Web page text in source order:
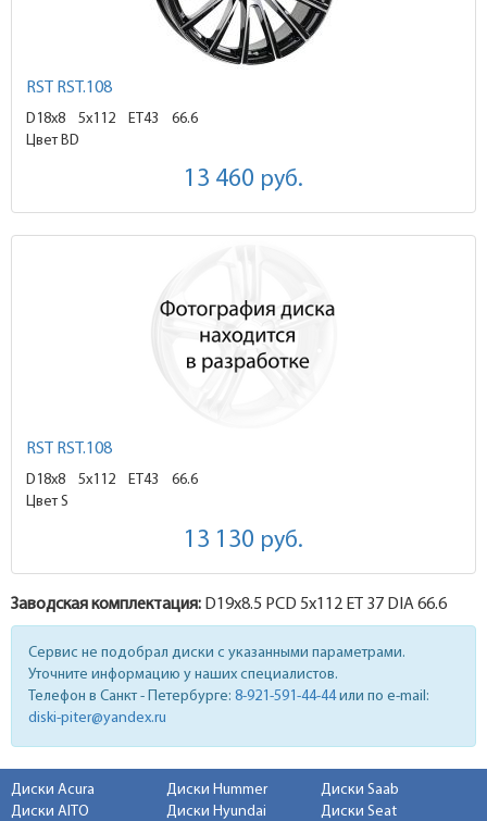
RST RST.108
D18x8 5x112 ET43
66.6
Цвет BD
13 460 руб.
RST RST.108
D18x8 5x112 ET43
66.6
Цвет S
13 130 руб.
Заводская комплектация: D19x8.5 PCD 5x112 ET 37 DIA 66.6
Сервис не подобрал диски с указанными параметрами.
Уточните информацию у наших специалистов.
Телефон в Санкт - Петербурге: 8-921-591-44-44или по e-mail:
diski-piter@yandex.ru
Диски Acura
Диски AITO
Диски Hummer
Диски Hyundai
Диски Saab
Диски Seat